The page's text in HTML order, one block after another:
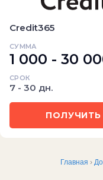
Credit365
СУММА
1 000 - 30
СРОК
7 - 30 дн.
ПОЛУЧИТЬ
Главная ›